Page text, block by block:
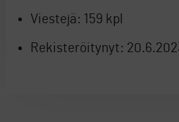
Viestejä: 159 kpl
Rekisteröitynyt: